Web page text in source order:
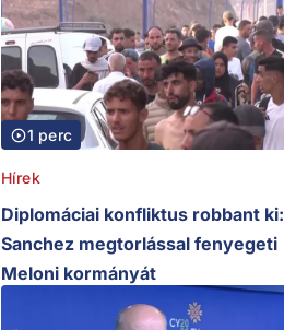
1 perc
Hírek
Diplomáciai konfliktus robbant ki:
Sanchez megtorlással fenyegeti
Meloni kormányát